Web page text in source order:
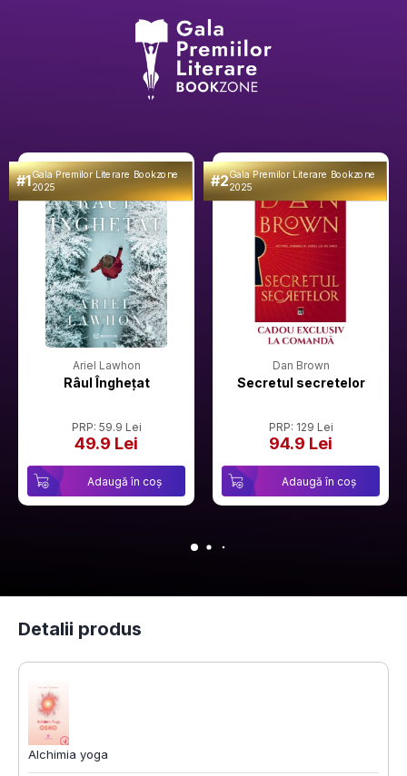
#1Gala Premilor Literare Bookzone
2025
Ariel Lawhon
Râul Înghețat
PRP: 59.9 Lei
49.9 Lei
Adaugă în coș
#2Gala Premilor Literare Bookzone
2025
Dan Brown
Secretul secretelor
PRP: 129 Lei
94.9 Lei
Adaugă în coș
Detalii produs
Alchimia yoga